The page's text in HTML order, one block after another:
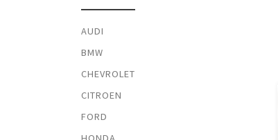
AUDI
BMW
CHEVROLET
CITROEN
FORD